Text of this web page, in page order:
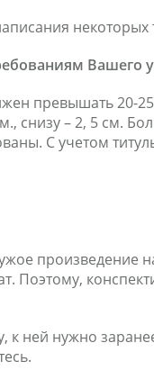
Вашего
превышать
снизу – 2, 5 см.
С учетом
произведение
Поэтому,
ней нужно